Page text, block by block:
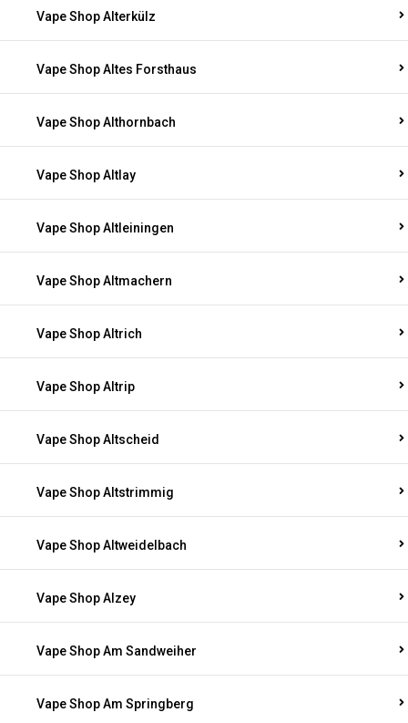
Vape Shop Alterkülz
Vape Shop Altes Forsthaus
Vape Shop Althornbach
Vape Shop Altlay
Vape Shop Altleiningen
Vape Shop Altmachern
Vape Shop Altrich
Vape Shop Altrip
Vape Shop Altscheid
Vape Shop Altstrimmig
Vape Shop Altweidelbach
Vape Shop Alzey
Vape Shop Am Sandweiher
Vape Shop Am Springberg